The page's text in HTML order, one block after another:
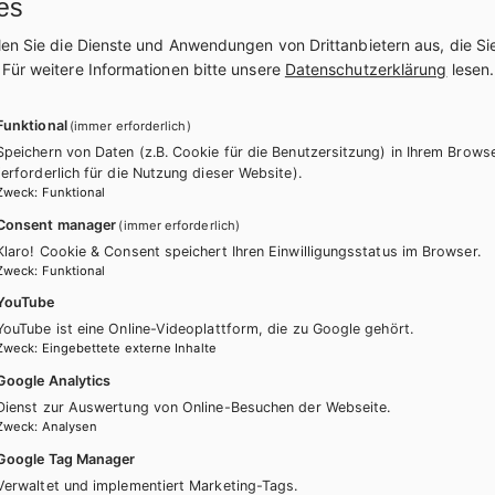
Bände dieser
Sie die Dienste und Anwendungen von Drittanbietern aus, die
Für weitere Informationen bitte unsere Datenschutzerklärung lesen.
(immer erforderlich)
von Daten (z.B. Cookie für die Benutzersitzung) in Ihrem
für die Nutzung dieser Website).
: Funktional
manager (immer erforderlich)
Cookie & Consent speichert Ihren Einwilligungsstatus im Browser.
: Funktional
ist eine Online-Videoplattform, die zu Google gehört.
: Eingebettete externe Inhalte
Analytics
zur Auswertung von Online-Besuchen der Webseite.
: Analysen
Tag Manager
und implementiert Marketing-Tags.